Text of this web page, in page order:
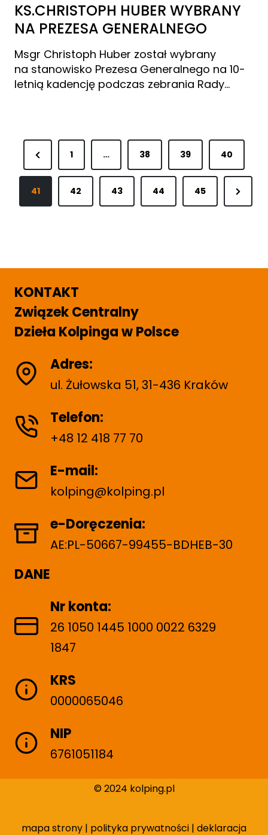
KS.CHRISTOPH HUBER WYBRANY
NA PREZESA GENERALNEGO
Msgr Christoph Huber został wybrany
na stanowisko Prezesa Generalnego na 10-
letnią kadencję podczas zebrania Rady…
o
o
w
a
n
w
i
s
w
P
r
e
v
u
a
g
1 … 38 39 40
41 42 43 44 45
N
e
KONTAKT
Związek Centralny
Dzieła Kolpinga w Polsce
Adres:
ul. Żułowska 51, 31-436 Kraków
Telefon:
+48 12 418 77 70
E-mail:
kolping@kolping.pl
e-Doręczenia:
AE:PL-50667-99455-BDHEB-30
DANE
Nr konta:
26 1050 1445 1000 0022 6329
1847
KRS
0000065046
NIP
6761051184
© 2024 kolping.pl
mapa strony | polityka prywatności | deklaracja